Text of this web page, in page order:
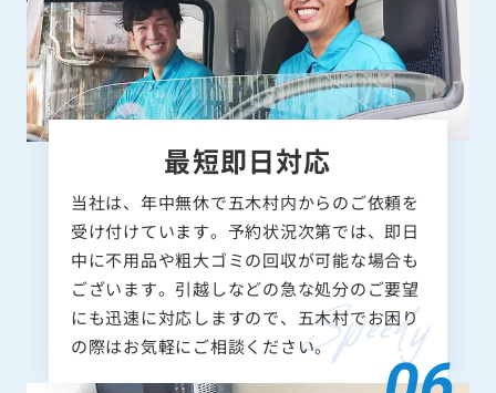
最短即日対応
当社は、年中無休で五木村内からのご依頼を
受け付けています。予約状況次第では、即日
中に不用品や粗大ゴミの回収が可能な場合も
ございます。引越しなどの急な処分のご要望
にも迅速に対応しますので、五木村でお困り
の際はお気軽にご相談ください。